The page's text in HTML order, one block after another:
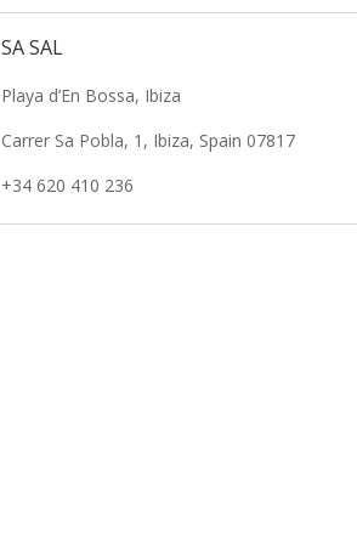
SA SAL
Playa d’En Bossa, Ibiza
Carrer Sa Pobla, 1, Ibiza, Spain 07817
+34 620 410 236